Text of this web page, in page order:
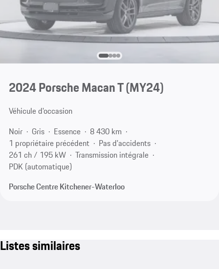
2024 Porsche Macan T (MY24)
Véhicule d'occasion
Noir
Gris Essence
8 430 km
1 propriétaire précédent
Pas d'accidents
261 ch / 195 kW
Transmission intégrale
PDK (automatique)
Porsche Centre Kitchener-Waterloo
Listes similaires